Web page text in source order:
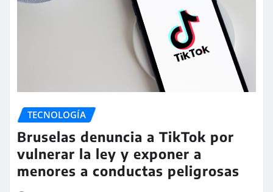
TECNOLOGÍA
Bruselas denuncia a TikTok por
vulnerar la ley y exponer a
menores a conductas peligrosas